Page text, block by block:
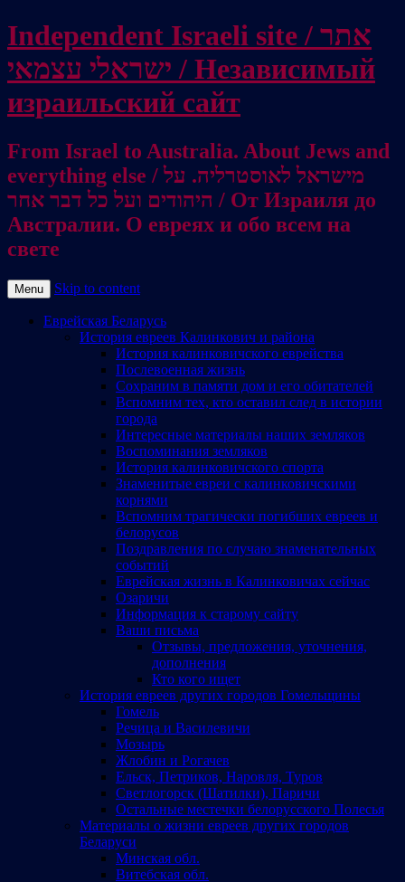
Independent Israeli site / אתר
ישראלי עצמאי / Независимый
израильский сайт
From Israel to Australia. About Jews and
everything else / מישראל לאוסטרליה. על
היהודים ועל כל דבר אחר / От Израиля до
Австралии. О евреях и обо всем на
свете
Menu Skip to content
Еврейская Беларусь
История евреев Калинкович и района
История калинковичского еврейства
Послевоенная жизнь
Сохраним в памяти дом и его обитателей
Вспомним тех, кто оставил след в истории
города
Интересные материалы наших земляков
Воспоминания земляков
История калинковичского спорта
Знаменитые евреи с калинковичскими
корнями
Вспомним трагически погибших евреев и
белорусов
Поздравления по случаю знаменательных
событий
Еврейская жизнь в Калинковичах сейчас
Озаричи
Информация к старому сайту
Ваши письма
Отзывы, предложения, уточнения,
дополнения
Кто кого ищет
История евреев других городов Гомельщины
Гомель
Речица и Василевичи
Мозырь
Жлобин и Рогачев
Ельск, Петриков, Наровля, Туров
Светлогорск (Шатилки), Паричи
Остальные местечки белорусского Полесья
Материалы о жизни евреев других городов
Беларуси
Минская обл.
Витебская обл.